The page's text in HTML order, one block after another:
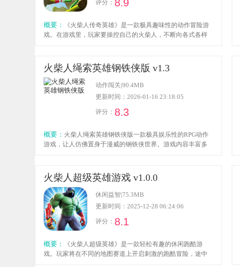
评分： 8.9
概要：
《火柴人传奇英雄》是一款极具趣味性的动作冒险游
戏。在游戏里，玩家要操控自己的火柴人，不断向各式各样
快速达成各方面的目标要求。只要把所有敌人和怪物都消灭
掉，就能顺利通关并获得奖励。而且游戏中还巧妙融入了部
分解谜元素，带来别样的趣味体验，不会让人轻易觉得枯
燥。玩家需要熟练掌握并运用多种战斗技巧，随着战斗策略
到不同的挑战与考验。喜欢这类游戏的朋友，快来试试吧，
火柴人绳索英雄钢铁侠版 v1.3
动作闯关|90.4MB
更新时间：2026-01-16 23:18:05
评分： 8.3
概要： 火柴人绳索英雄钢铁侠版一款极具娱乐性的RPG动作
游戏，让人仿佛置身于漫威的钢铁侠世界。游戏内容丰富多
火柴人超级英雄游戏 v1.0.0
休闲益智|75.3MB
更新时间：2025-12-28 06:24:06
评分： 8.1
概要：
《火柴人超级英雄》是一款轻松有趣的休闲跑酷游
戏。玩家将在不同的地图赛道上开启刺激的跑酷冒险，途中